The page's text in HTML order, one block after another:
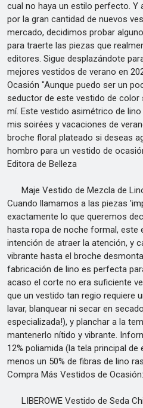
cual no haya un estilo perfecto. Y
por la gran cantidad de nuevos
mercado, decidimos probar
para traerte las piezas que
editores. Sigue desplazándote
mejores vestidos de verano en
Ocasión "Aunque puedo ser un
seductor de este vestido de color
mí. Este vestido asimétrico de
mis soirées y vacaciones de
broche floral plateado si deseas
hombro para un vestido de
Editora de Belleza
Maje Vestido de Mezcla de
Cuando llamamos a las piezas
exactamente lo que queremos
hasta ropa de noche formal, este
intención de atraer la atención, y
vibrante hasta el broche
fabricación de lino es perfecta
acaso el corte no era suficiente
que un vestido tan regio requiere
lavar, blanquear ni secar en
especializada!), y planchar a la
mantenerlo nítido y vibrante.
12% poliamida (la tela principal
menos un 50% de fibras de lino
Compra Más Vestidos de Ocasión:
LIBEROWE Vestido de Seda